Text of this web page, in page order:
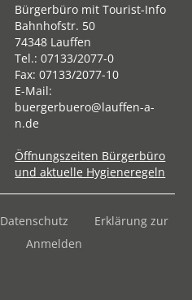
Bürgerbüro mit Tourist-Info
Bahnhofstr. 50
74348 Lauffen
Tel.:07133/2077-0
Fax: 07133/2077-10
E-Mail:
buergerbuero@lauffen-a-
n.de
Öffnungszeiten Bürgerbüro
und aktuelle Hygieneregeln
Datenschutz
Erklärung zur
Anmelden